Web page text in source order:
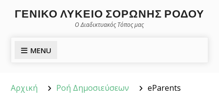
Ηλεκτρονικής υποβολής του
Μηχανογραφικού Δελτίου
ΓΕΝΙΚΟ ΛΥΚΕΙΟ ΣΟΡΩΝΗΣ ΡΟΔΟΥ
Ο Διαδικτυακός Τόπος μας
MENU
Αρχική Ροή Δημοσιεύσεων eParents